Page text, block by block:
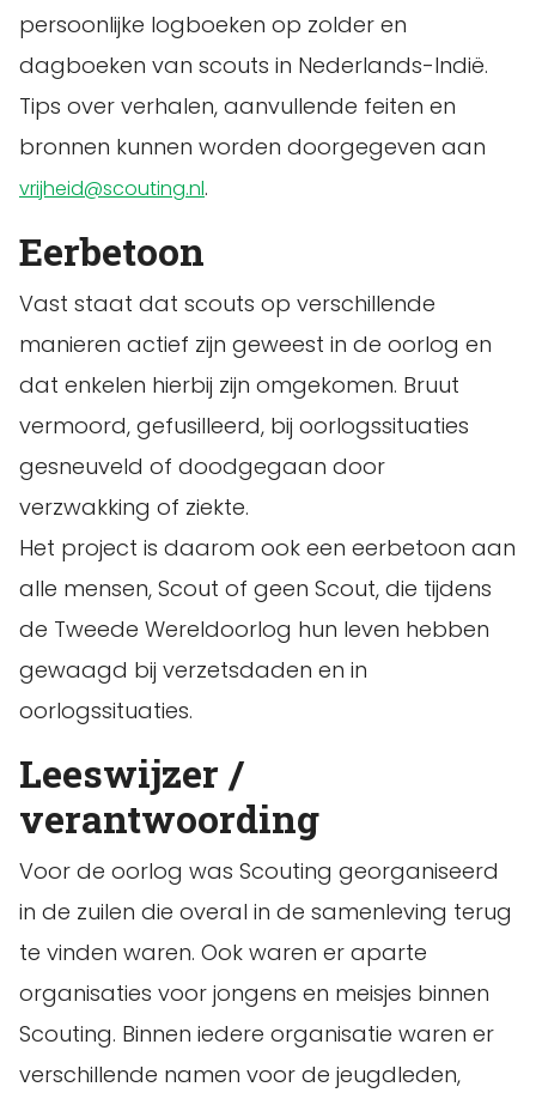
persoonlijke logboeken op zolder en
dagboeken van scouts in Nederlands-Indië.
Tips over verhalen, aanvullende feiten en
bronnen kunnen worden doorgegeven aan
vrijheid@scouting.nl.
Eerbetoon
Vast staat dat scouts op verschillende
manieren actief zijn geweest in de oorlog en
dat enkelen hierbij zijn omgekomen. Bruut
vermoord, gefusilleerd, bij oorlogssituaties
gesneuveld of doodgegaan door
verzwakking of ziekte.
Het project is daarom ook een eerbetoon aan
alle mensen, Scout of geen Scout, die tijdens
de Tweede Wereldoorlog hun leven hebben
gewaagd bij verzetsdaden en in
oorlogssituaties.
Leeswijzer /
verantwoording
Voor de oorlog was Scouting georganiseerd
in de zuilen die overal in de samenleving terug
te vinden waren. Ook waren er aparte
organisaties voor jongens en meisjes binnen
Scouting. Binnen iedere organisatie waren er
verschillende namen voor de jeugdleden,